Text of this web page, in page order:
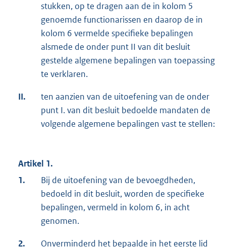
stukken, op te dragen aan de in kolom 5
genoemde functionarissen en daarop de in
kolom 6 vermelde specifieke bepalingen
alsmede de onder punt II van dit besluit
gestelde algemene bepalingen van toepassing
te verklaren.
II.
ten aanzien van de uitoefening van de onder
punt I. van dit besluit bedoelde mandaten de
volgende algemene bepalingen vast te stellen:
Artikel 1.
1.
Bij de uitoefening van de bevoegdheden,
bedoeld in dit besluit, worden de specifieke
bepalingen, vermeld in kolom 6, in acht
genomen.
2.
Onverminderd het bepaalde in het eerste lid